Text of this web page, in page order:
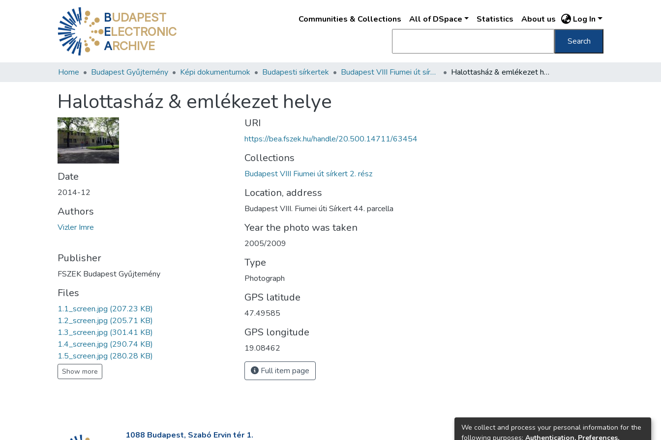
BUDAPEST
ELECTRONIC
ARCHIVE
Communities & Collections All of DSpace Statistics About us Log In
Search
Home Budapest Gyűjtemény Képi dokumentumok Budapesti sírkertek Budapest VIII Fiumei út sírkert 2. rész Halottasház & emlékezet helye
Halottasház & emlékezet helye
Date
2014-12
Authors
Vizler Imre
Publisher
FSZEK Budapest Gyűjtemény
Files
1.1_screen.jpg (207.23 KB)
1.2_screen.jpg (205.71 KB)
1.3_screen.jpg (301.41 KB)
1.4_screen.jpg (290.74 KB)
1.5_screen.jpg (280.28 KB)
Show more
URI
https://bea.fszek.hu/handle/20.500.14711/63454
Collections
Budapest VIII Fiumei út sírkert 2. rész
Location, address
Budapest VIII. Fiumei úti Sírkert 44. parcella
Year the photo was taken
2005/2009
Type
Photograph
GPS latitude
47.49585
GPS longitude
19.08462
Full item page
1088 Budapest, Szabó Ervin tér 1.
We collect and process your personal information for the
following purposes: Authentication, Preferences,